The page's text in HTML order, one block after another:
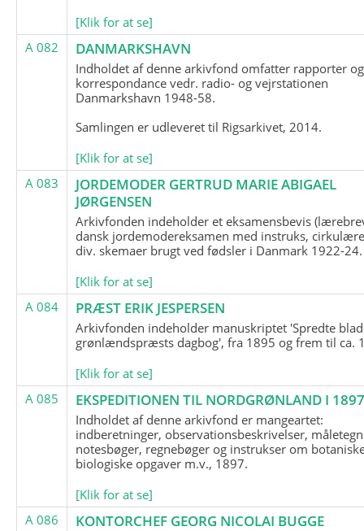
[Klik for at se]
A 082
DANMARKSHAVN
Indholdet af denne arkivfond omfatter rapporter og
korrespondance vedr. radio- og vejrstationen
Danmarkshavn 1948-58.
Samlingen er udleveret til Rigsarkivet, 2014.
[Klik for at se]
A 083
JORDEMODER GERTRUD MARIE ABIGAEL
JØRGENSEN
Arkivfonden indeholder et eksamensbevis
dansk jordemodereksamen med instruks,
div. skemaer brugt ved fødsler i Danmark 1922-24.
[Klik for at se]
A 084
PRÆST ERIK JESPERSEN
Arkivfonden indeholder manuskriptet 'Spredte
grønlændspræsts dagbog', fra 1895 og frem til ca.
[Klik for at se]
A 085
EKSPEDITIONEN TIL NORDGRØNLAND I
Indholdet af denne arkivfond er mangeartet:
indberetninger, observationsbeskrivelser,
notesbøger, regnebøger og instrukser om
biologiske opgaver m.v., 1897.
[Klik for at se]
A 086
KONTORCHEF GEORG NICOLAI BUGGE